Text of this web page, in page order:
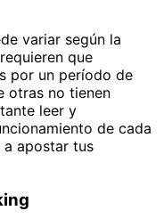
variar según la
que
por un período de
otras no tienen
leer y
de cada
apostar tus